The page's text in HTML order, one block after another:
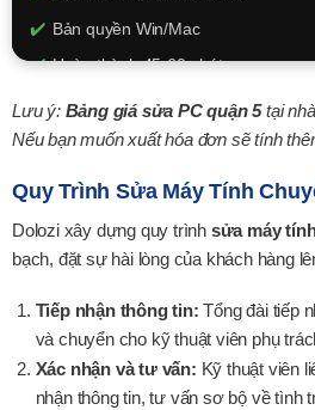
Bản quyền Win/Mac
Hoàn thành 45-60 phút
150k -
Lưu ý: Bảng giá sửa PC quận 5tại
Nếu bạn muốn xuất hóa đơn sẽ tính
Quy Trình Sửa Máy Tính
Dolozi xây dựng quy trình sửa máy
bạch, đặt sự hài lòng của khách hàng
Tiếp nhận thông tin: Tổng đài tiếp
và chuyển cho kỹ thuật viên phụ
Xác nhận và tư vấn: Kỹ thuật viên
nhận thông tin, tư vấn sơ bộ về tình